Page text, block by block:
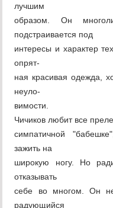
лучшим
образом. Он
подстраивается под
интересы и характер
опрят-
ная красивая одежда,
неуло-
вимости.
Чичиков любит все
симпатичной
зажить на
широкую ногу. Но
отказывать
себе во многом. Он
радующийся